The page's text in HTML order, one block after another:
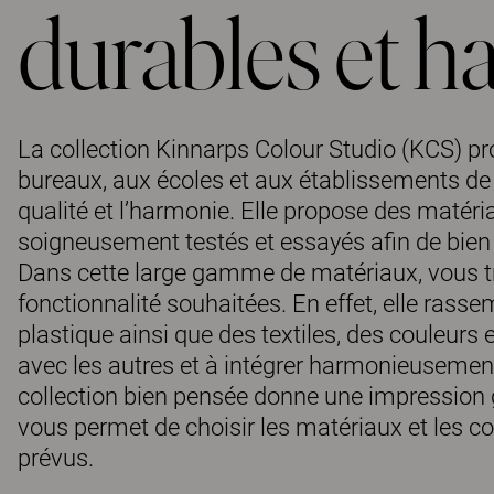
durables et
La collection Kinnarps Colour Studio (KCS)
bureaux, aux écoles et aux établissements
qualité et l’harmonie. Elle propose des
soigneusement testés et essayés afin de
Dans cette large gamme de matériaux, vous
fonctionnalité souhaitées. En effet, elle
plastique ainsi que des textiles, des
avec les autres et à intégrer
collection bien pensée donne une
vous permet de choisir les matériaux et les
prévus.